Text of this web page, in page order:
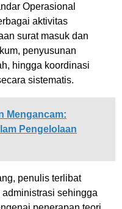
Operasional
aktivitas
surat masuk dan
penyusunan
hingga koordinasi
sistematis.
Mengancam:
Pengelolaan
penulis terlibat
sehingga